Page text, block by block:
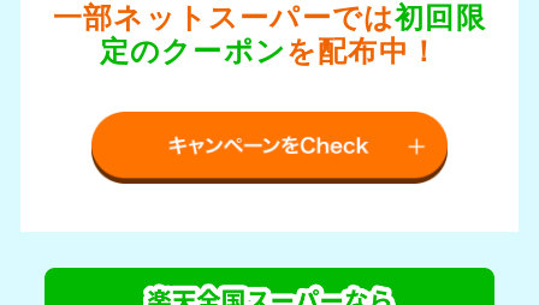
一部ネットスーパーでは初回限
定のクーポンを配布中！